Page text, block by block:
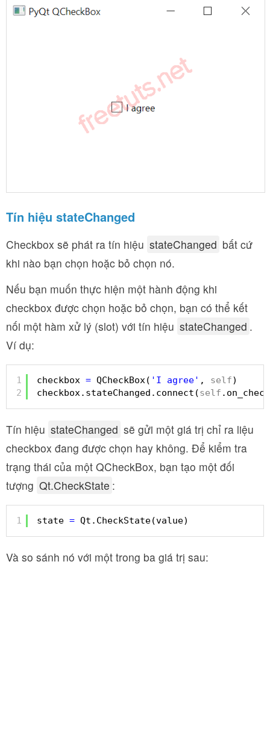
Tín hiệu stateChanged
Checkbox sẽ phát ra tín hiệu stateChanged bất cứ
khi nào bạn chọn hoặc bỏ chọn nó.
Nếu bạn muốn thực hiện một hành động khi
checkbox được chọn hoặc bỏ chọn, bạn có thể kết
nối một hàm xử lý (slot) với tín hiệu stateChanged .
Ví dụ:
1
2
checkbox = QCheckBox( 'I agree' , self)
checkbox.stateChanged.connect(self
Tín hiệu stateChanged sẽ gửi một giá trị chỉ ra liệu
checkbox đang được chọn hay không. Để kiểm tra
trạng thái của một QCheckBox, bạn tạo một đối
tượng Qt.CheckState :
1 state = Qt.CheckState(value)
Và so sánh nó với một trong ba giá trị sau: